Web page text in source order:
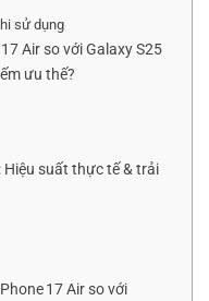
sử dụng
Air so với Galaxy S25
ưu thế?
Hiệu suất thực tế & trải
17 Air so với